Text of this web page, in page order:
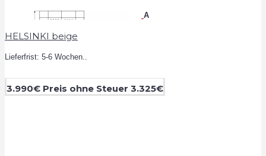
A
HELSINKI beige
Lieferfrist: 5-6 Wochen..
3.990€ Preis ohne Steuer 3.325€